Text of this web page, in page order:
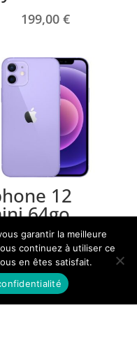
fermée. RDV dans nos
!Ignorer
199,00€
12
64go
AB très
état
garantir la meilleure
continuez à utiliser ce
en êtes satisfait.